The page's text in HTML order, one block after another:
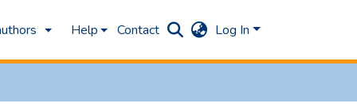
Help Contact Log In